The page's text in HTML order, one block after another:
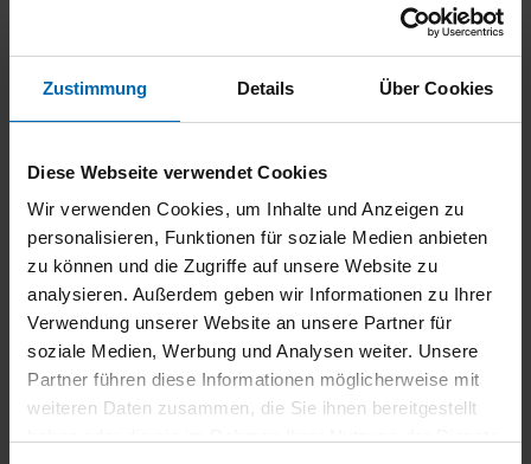
Zustimmung Details Über Cookies
Diese Webseite verwendet Cookies
Wir verwenden Cookies, um Inhalte und Anzeigen zu
personalisieren, Funktionen für soziale Medien anbieten
zu können und die Zugriffe auf unsere Website zu
analysieren. Außerdem geben wir Informationen zu Ihrer
Verwendung unserer Website an unsere Partner für
soziale Medien, Werbung und Analysen weiter. Unsere
Partner führen diese Informationen möglicherweise mit
weiteren Daten zusammen, die Sie ihnen bereitgestellt
BMW 225
Gebrauchtwagen
Typ
Pkw
Kilometerstand
54.750 km
Erstzulassung
05/2023
Zustand
Gebrauchtwagen
Leistung
180 kW / 245 PS